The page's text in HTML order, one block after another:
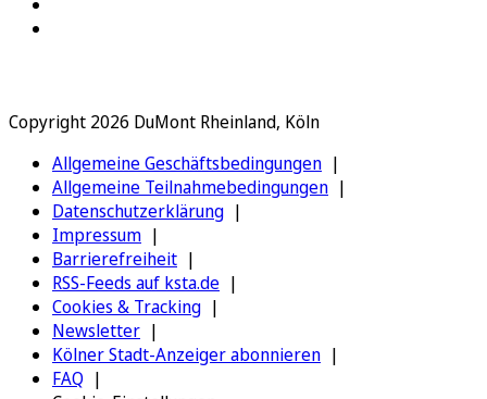
Copyright 2026 DuMont Rheinland, Köln
Allgemeine Geschäftsbedingungen
Allgemeine Teilnahmebedingungen
Datenschutzerklärung
Impressum
Barrierefreiheit
RSS-Feeds auf ksta.de
Cookies & Tracking
Newsletter
Kölner Stadt-Anzeiger abonnieren
FAQ